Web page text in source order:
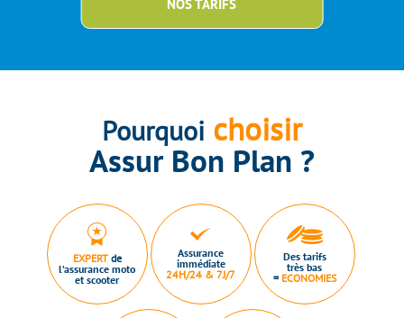
NOS TARIFS
Pourquoi choisir
Assur Bon Plan ?
EXPERTde
l’assurance moto
et scooter
Assurance
immédiate
24H/24 & 7J/7
Des tarifs
très bas
= ECONOMIES